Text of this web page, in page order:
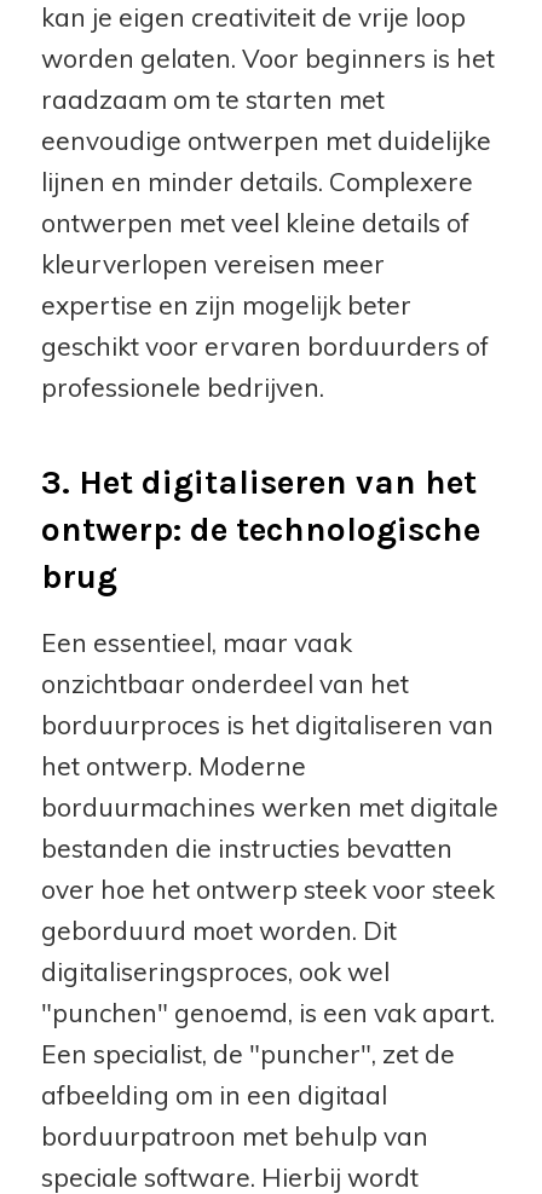
kan je eigen creativiteit de vrije loop
worden gelaten. Voor beginners is het
raadzaam om te starten met
eenvoudige ontwerpen met duidelijke
lijnen en minder details. Complexere
ontwerpen met veel kleine details of
kleurverlopen vereisen meer
expertise en zijn mogelijk beter
geschikt voor ervaren borduurders of
professionele bedrijven.
3. Het digitaliseren van het
ontwerp: de technologische
brug
Een essentieel, maar vaak
onzichtbaar onderdeel van het
borduurproces is het digitaliseren van
het ontwerp. Moderne
borduurmachines werken met digitale
bestanden die instructies bevatten
over hoe het ontwerp steek voor steek
geborduurd moet worden. Dit
digitaliseringsproces, ook wel
"punchen" genoemd, is een vak apart.
Een specialist, de "puncher", zet de
afbeelding om in een digitaal
borduurpatroon met behulp van
speciale software. Hierbij wordt